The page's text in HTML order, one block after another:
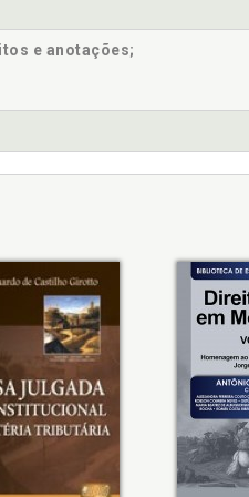
395
e na França:
e anotações;